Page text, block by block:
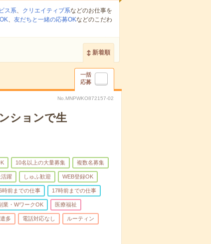
ス系、 クリエイティブ系などのお仕事を
、 友だちと一緒の応募OKなどのこだわ
新着順
一括
応募
No.MNPWKO872157-02
ションで生
10名以上の大量募集 複数名募集
躍 しゅふ歓迎 WEB登録OK
時前までの仕事 17時前までの仕事
業・WワークOK 医療福祉
多 電話対応なし ルーティン